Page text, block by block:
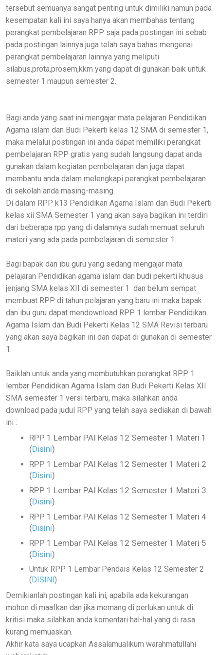
tersebut semuanya sangat penting untuk dimiliki namun pada
kesempatan kali ini saya hanya akan membahas tentang
perangkat pembelajaran RPP saja pada postingan ini sebab
pada postingan lainnya juga telah saya bahas mengenai
perangkat pembelajaran lainnya yang meliputi
silabus,prota,prosem,kkm yang dapat di gunakan baik untuk
semester 1 maupun semester 2.
Bagi anda yang saat ini mengajar mata pelajaran Pendidikan
Agama islam dan Budi Pekerti kelas 12 SMA di semester 1,
maka melalui postingan ini anda dapat memiliki perangkat
pembelajaran RPP gratis yang sudah langsung dapat anda
gunakan dalam kegiatan pembelajaran dan juga dapat
membantu anda dalam melengkapi perangkat pembelajaran
di sekolah anda masing-masing.
Di dalam RPP k13 Pendidikan Agama Islam dan Budi Pekerti
kelas xii SMA Semester 1 yang akan saya bagikan ini terdiri
dari beberapa rpp yang di dalamnya sudah memuat seluruh
materi yang ada pada pembelajaran di semester 1.
Bagi bapak dan ibu guru yang sedang mengajar mata
pelajaran Pendidikan agama islam dan budi pekerti khusus
jenjang SMA kelas XI
I di semester 1 dan belum sempat
membuat RPP di tahun pelajaran yang baru ini maka bapak
dan ibu guru dapat mendownload RPP 1 lembar Pendidikan
Agama Islam dan Budi Pekerti Kelas 12 SMA Revisi terbaru
yang akan saya bagikan ini dan dapat di gunakan di semester
1.
Baiklah untuk anda yang membutuhkan perangkat RPP 1
lembar Pendidikan Agama Islam dan Budi Pekerti Kelas XII
SMA semester 1 versi terbaru, maka silahkan anda
download pada judul RPP yang telah saya sediakan di bawah
ini :
RPP 1 Lembar PAI Kelas 12 Semester 1 Materi 1
(Disini)
RPP 1 Lembar PAI Kelas 12 Semester 1 Materi 2
(Disini)
RPP 1 Lembar PAI Kelas 12 Semester 1 Materi 3
(Disini)
RPP 1 Lembar PAI Kelas 12 Semester 1 Materi 4
(Disini)
RPP 1 Lembar PAI Kelas 12 Semester 1 Materi 5
(Disini)
Untuk RPP 1 Lembar Pendais Kelas 12 Semester 2
( DISINI )
Demikianlah postingan kali ini, apabila ada kekurangan
mohon di maafkan dan jika memang di perlukan untuk di
kritisi maka silahkan anda komentari hal-hal yang di rasa
kurang memuaskan.
Akhir kata saya ucapkan Assalamualikum warahmatullahi